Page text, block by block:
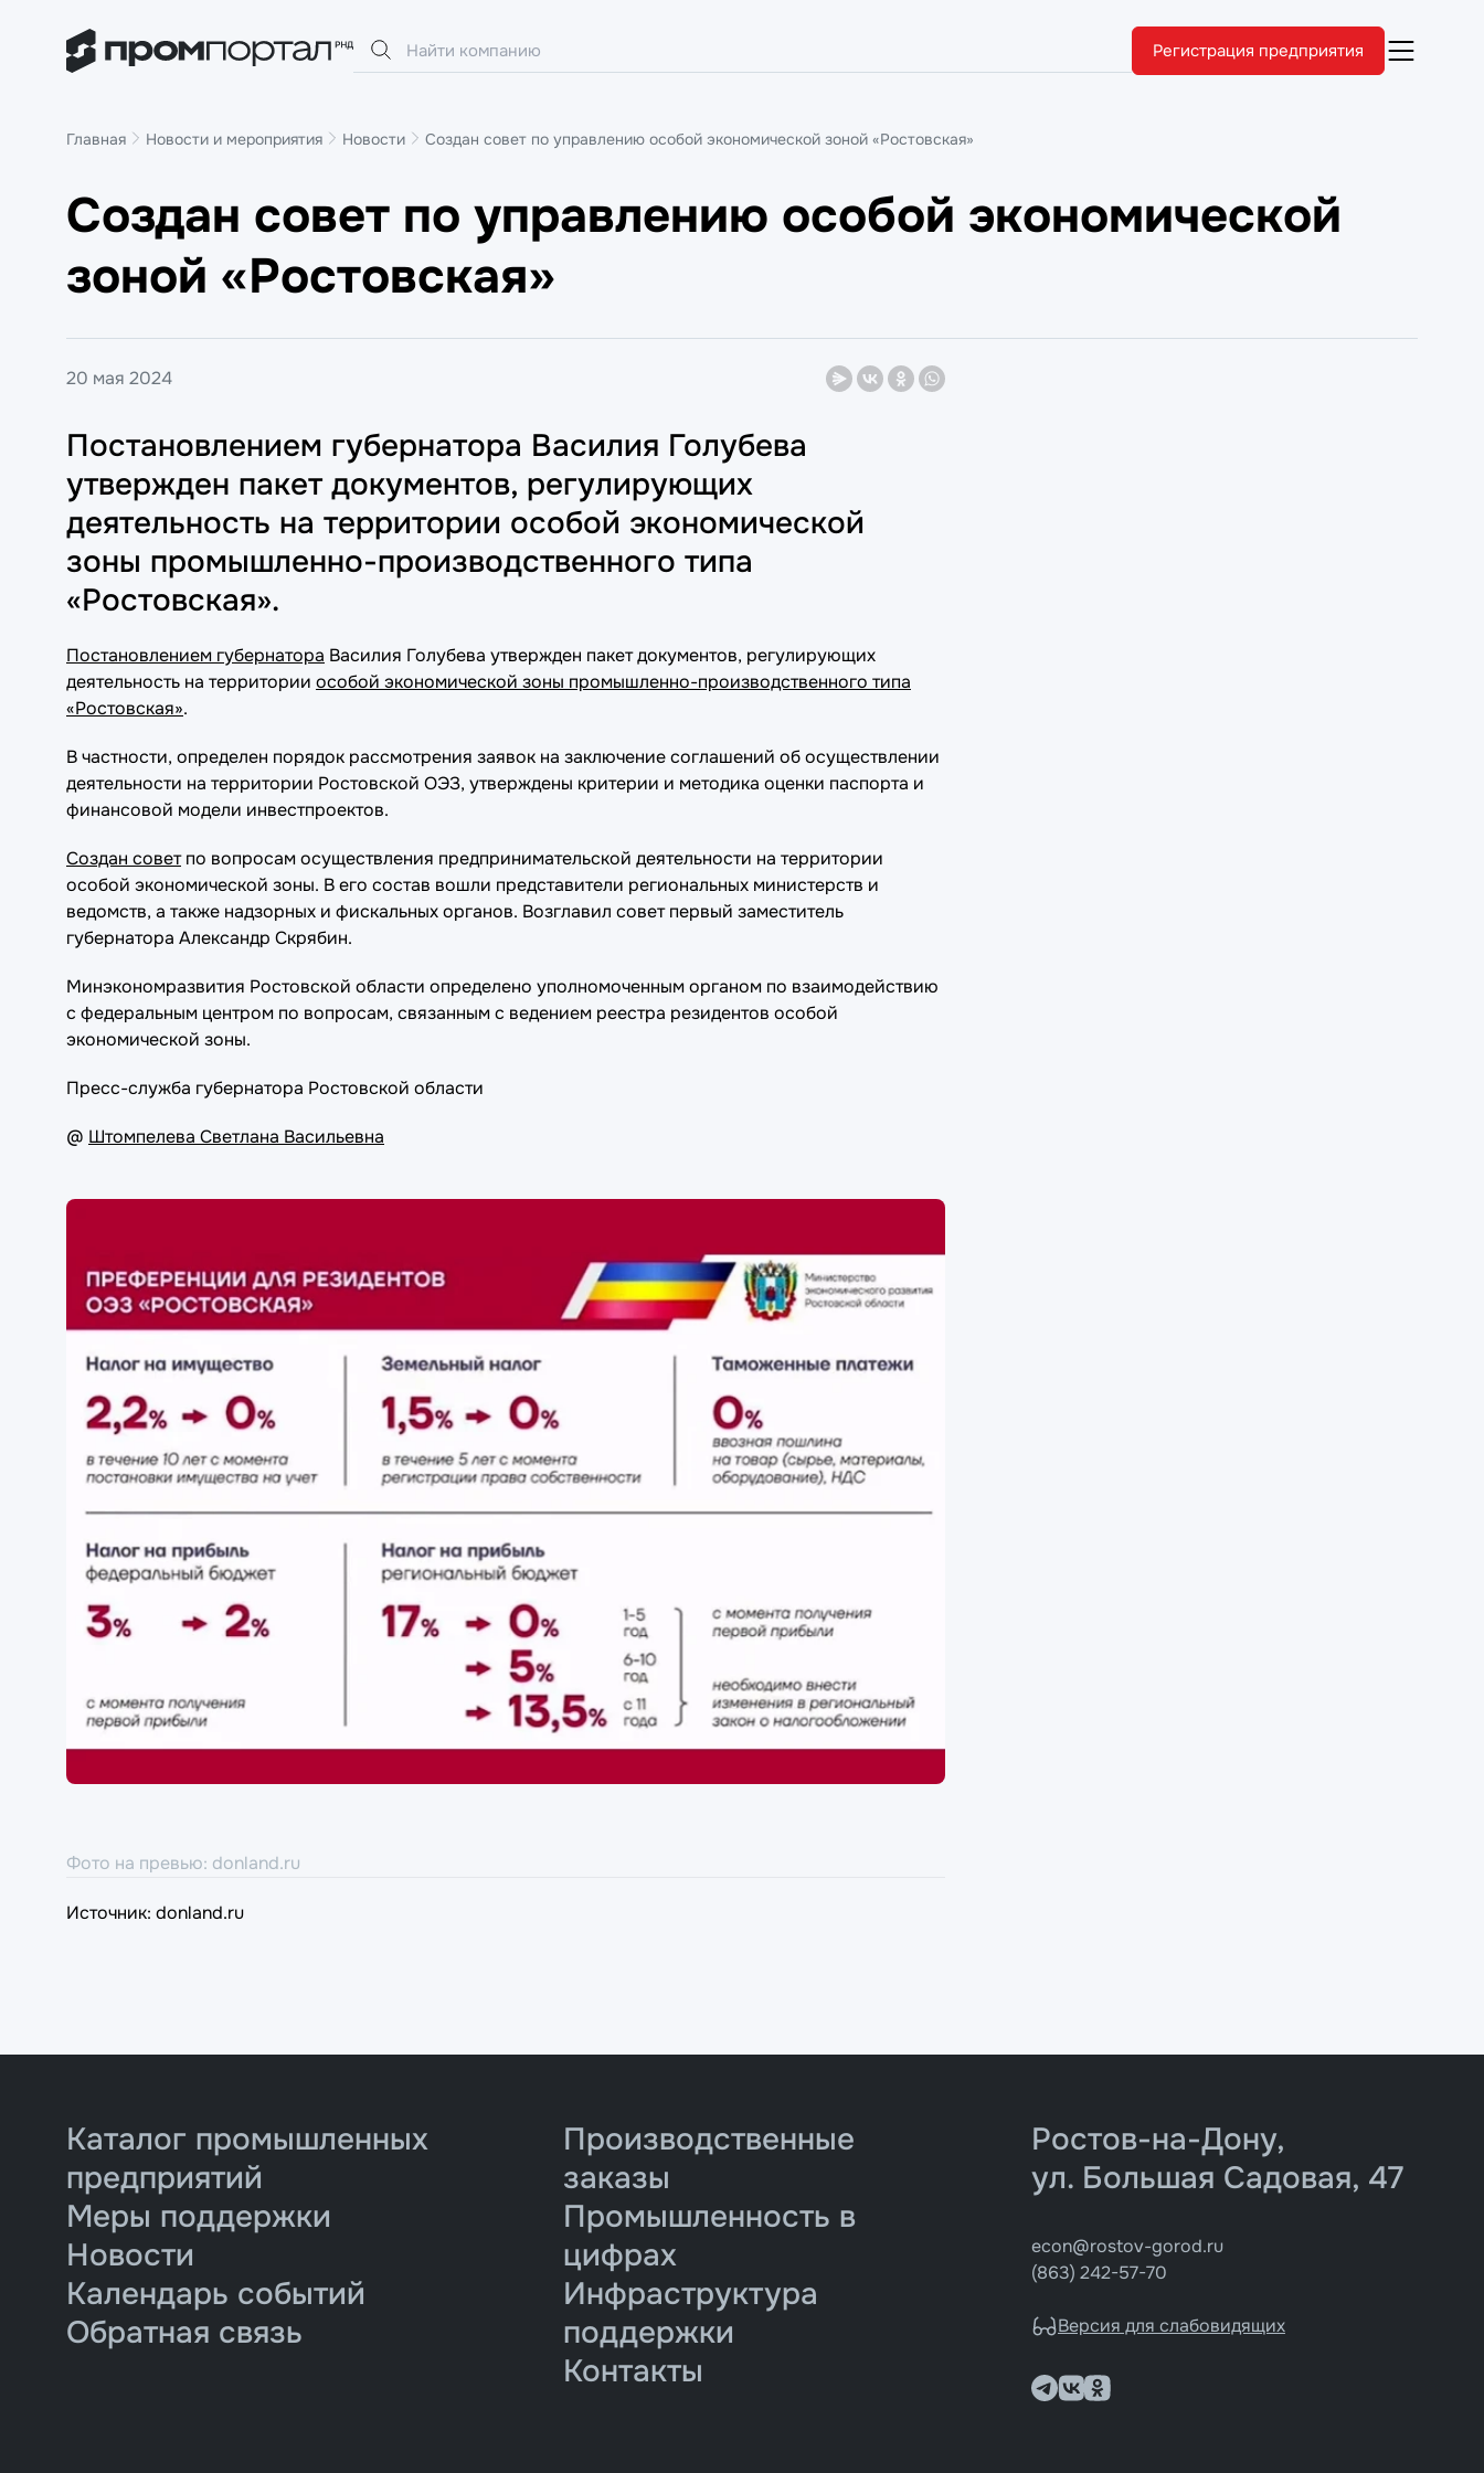
Регистрация предприятия
Главная Новости и мероприятия Новости Создан совет по управлению особой экономической зоной «Ростовская»
Создан совет по управлению особой экономической
зоной «Ростовская»
20 мая 2024
Постановлением губернатора Василия Голубева
утвержден пакет документов, регулирующих
деятельность на территории особой экономической
зоны промышленно-производственного типа
«Ростовская».
Постановлением губернатора Василия Голубева утвержден пакет документов, регулирующих
деятельность на территории особой экономической зоны промышленно-производственного типа
«Ростовская».
В частности, определен порядок рассмотрения заявок на заключение соглашений об осуществлении
деятельности на территории Ростовской ОЭЗ, утверждены критерии и методика оценки паспорта и
финансовой модели инвестпроектов.
Создан советпо вопросам осуществления предпринимательской деятельности на территории
особой экономической зоны. В его состав вошли представители региональных министерств и
ведомств, а также надзорных и фискальных органов. Возглавил совет первый заместитель
губернатора Александр Скрябин.
Минэкономразвития Ростовской области определено уполномоченным органом по взаимодействию
с федеральным центром по вопросам, связанным с ведением реестра резидентов особой
экономической зоны.
Пресс-служба губернатора Ростовской области
@ Штомпелева Светлана Васильевна
Фото на превью: donland.ru
Источник: donland.ru
Каталог промышленных
предприятий
Меры поддержки
Новости
Календарь событий
Обратная связь
Производственные
заказы
Промышленность в
цифрах
Инфраструктура
поддержки
Контакты
Ростов-на-Дону,
ул. Большая Садовая, 47
econ@rostov-gorod.ru
(863) 242-57-70
Версия для слабовидящих